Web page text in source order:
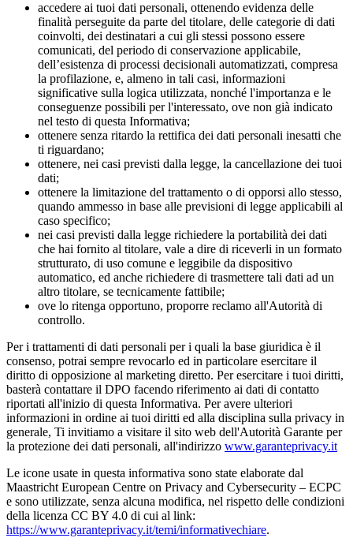
accedere ai tuoi dati personali, ottenendo evidenza delle
finalità perseguite da parte del titolare, delle categorie di dati
coinvolti, dei destinatari a cui gli stessi possono essere
comunicati, del periodo di conservazione applicabile,
dell’esistenza di processi decisionali automatizzati, compresa
la profilazione, e, almeno in tali casi, informazioni
significative sulla logica utilizzata, nonché l'importanza e le
conseguenze possibili per l'interessato, ove non già indicato
nel testo di questa Informativa;
ottenere senza ritardo la rettifica dei dati personali inesatti che
ti riguardano;
ottenere, nei casi previsti dalla legge, la cancellazione dei tuoi
dati;
ottenere la limitazione del trattamento o di opporsi allo stesso,
quando ammesso in base alle previsioni di legge applicabili al
caso specifico;
nei casi previsti dalla legge richiedere la portabilità dei dati
che hai fornito al titolare, vale a dire di riceverli in un formato
strutturato, di uso comune e leggibile da dispositivo
automatico, ed anche richiedere di trasmettere tali dati ad un
altro titolare, se tecnicamente fattibile;
ove lo ritenga opportuno, proporre reclamo all'Autorità di
controllo.
Per i trattamenti di dati personali per i quali la base giuridica è il
consenso, potrai sempre revocarlo ed in particolare esercitare il
diritto di opposizione al marketing diretto. Per esercitare i tuoi diritti,
basterà contattare il DPO facendo riferimento ai dati di contatto
riportati all'inizio di questa Informativa. Per avere ulteriori
informazioni in ordine ai tuoi diritti ed alla disciplina sulla privacy in
generale, Ti invitiamo a visitare il sito web dell'Autorità Garante per
la protezione dei dati personali, all'indirizzo www.garanteprivacy.it
Le icone usate in questa informativa sono state elaborate dal
Maastricht European Centre on Privacy and Cybersecurity – ECPC
e sono utilizzate, senza alcuna modifica, nel rispetto delle condizioni
della licenza CC BY 4.0 di cui al link:
https://www.garanteprivacy.it/temi/informativechiare.